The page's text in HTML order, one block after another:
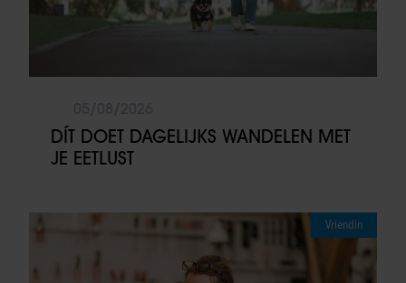
DÍT DOET DAGELIJKS WANDELEN MET
JE EETLUST
Vriendin